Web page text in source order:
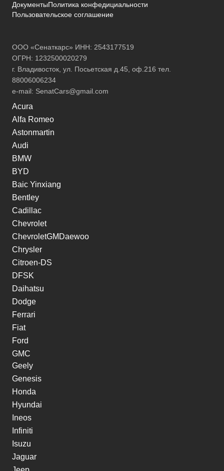
ДокументыПолитика конфедициальности
Пользовательское соглашение
ООО «Сенаткарс» ИНН: 2543177519
ОГРН: 1232500020279
г. Владивосток, ул. Посьетская д.45, оф.216 тел.
88006006234
e-mail: SenatCars@gmail.com
Acura
Alfa Romeo
Astonmartin
Audi
BMW
BYD
Baic Yinxiang
Bentley
Cadillac
Chevrolet
ChevroletGMDaewoo
Chrysler
Citroen-DS
DFSK
Daihatsu
Dodge
Ferrari
Fiat
Ford
GMC
Geely
Genesis
Honda
Hyundai
Ineos
Infiniti
Isuzu
Jaguar